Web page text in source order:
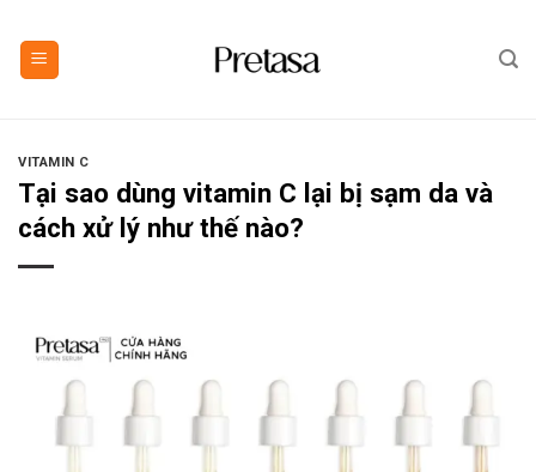
content
VITAMIN C
Tại sao dùng vitamin C lại bị sạm da và
cách xử lý như thế nào?